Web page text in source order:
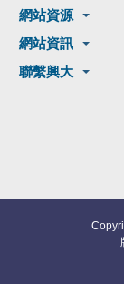
網站資源
網站資訊
聯繫興大